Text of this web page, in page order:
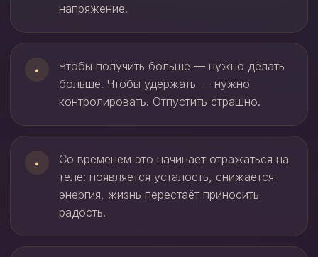
напряжение.
•
Чтобы получить больше — нужно делать
больше. Чтобы удержать — нужно
контролировать. Отпустить страшно.
•
Со временем это начинает отражаться на
теле: появляется усталость, снижается
энергия, жизнь перестаёт приносить
радость.